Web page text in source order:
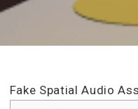
Fake Spatial Audio